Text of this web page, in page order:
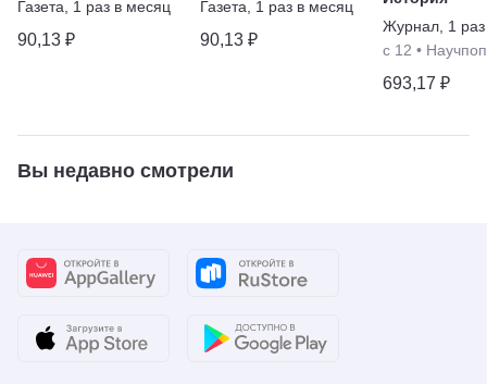
Газета
1 раз в месяц
90,13 ₽
Газета
1 раз в месяц
90,13 ₽
Журнал 1
с 12 • Научпоп
693,17 ₽
Вы недавно смотрели